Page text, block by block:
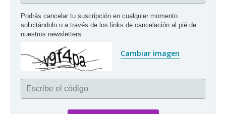
Podrás cancelar tu suscripción en cualquier momento
solicitándolo o a través de los links de cancelación al pié de
nuestros newsletters.
Cambiar imagen
Escribe el código